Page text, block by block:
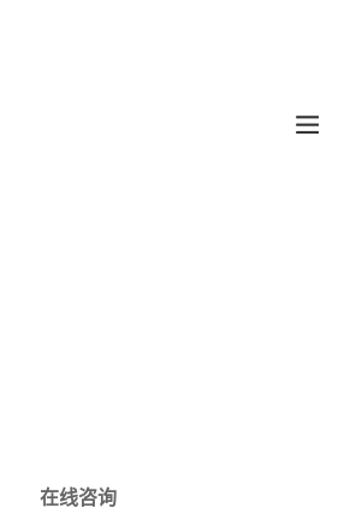
在线咨询